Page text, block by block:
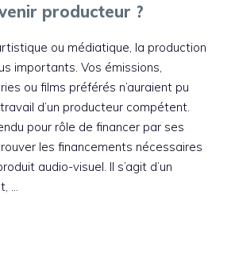
producteur ?
ou médiatique, la production
importants. Vos émissions,
ou films préférés n’auraient pu
d’un producteur compétent.
pour rôle de financer par ses
les financements nécessaires
audio-visuel. Il s’agit d’un
…